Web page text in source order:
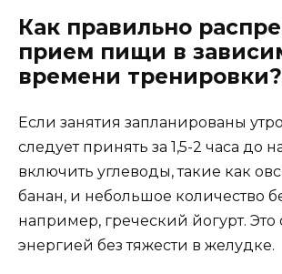
Как правильно
прием пищи в
времени тренировки?
Если занятия запланированы
следует принять за 1,5-2 часа до
включить углеводы, такие как
банан, и небольшое количество
например, греческий йогурт. Это
энергией без тяжести в желудке.